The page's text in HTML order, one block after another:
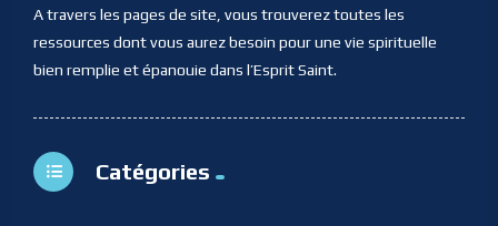
A travers les pages de site, vous trouverez toutes les
ressources dont vous aurez besoin pour une vie spirituelle
bien remplie et épanouie dans l’Esprit Saint.
Catégories